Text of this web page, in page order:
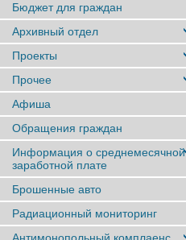
Бюджет для граждан
Архивный отдел
Проекты
Прочее
Афиша
Обращения граждан
Информация о среднемесячной
заработной плате
Брошенные авто
Радиационный мониторинг